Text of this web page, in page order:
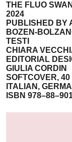
THE FLUO SWAN
2024
PUBLISHED BY
BOZEN-
TESTI
CHIARA
EDITORIAL
GIULIA CORDIN
SOFTCOVER, 40
ITALIAN,
ISBN